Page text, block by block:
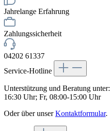
Jahrelange Erfahrung
Zahlungssicherheit
04202 61337
Service-Hotline
Unterstützung und Beratung unter:
16:30 Uhr; Fr, 08:00-15:00 Uhr
Oder über unserKontaktformular.